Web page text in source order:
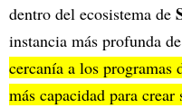
dentro del ecosistema de
instancia más profunda
cercanía a los
más capacidad para